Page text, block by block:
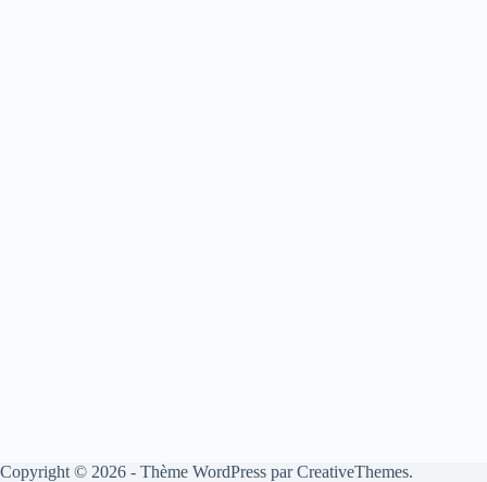
Copyright © 2026 - Thème WordPress parCreativeThemes.